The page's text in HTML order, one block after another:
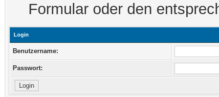
Formular oder den
Login
Benutzername:
Passwort: